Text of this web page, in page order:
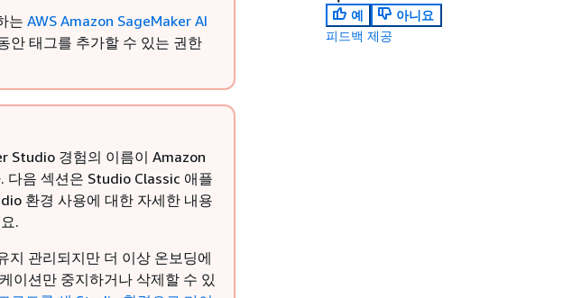
는 AWS Amazon SageMaker AI
안 태그를 추가할 수 있는 권한
Studio 경험의 이름이 Amazon
다음 섹션은 Studio Classic 애플
환경 사용에 대한 자세한 내용
.
지 관리되지만 더 이상 온보딩에
이션만 중지하거나 삭제할 수 있
예
아니요
피드백 제공